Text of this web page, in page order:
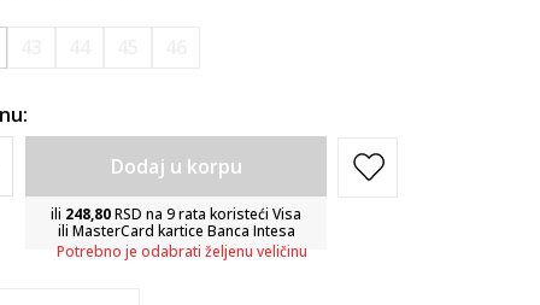
Dodaj u korpu
ili 248,80RSD na 9 rata koristeći Visa
ili MasterCard kartice Banca Intesa
Potrebno je odabrati željenu veličinu